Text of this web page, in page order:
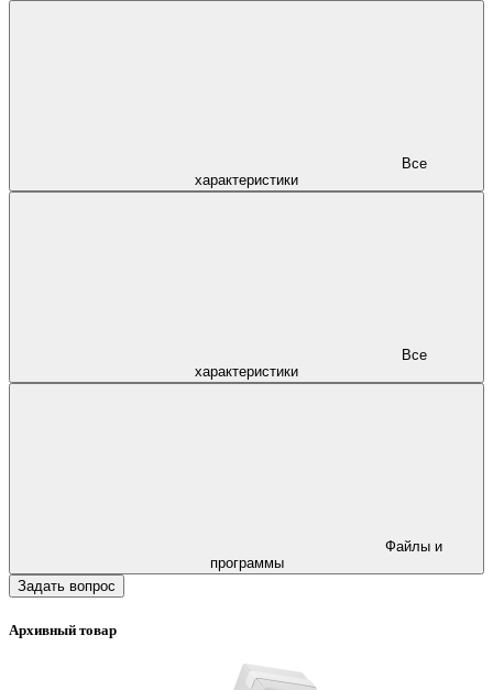
характеристики
характеристики
программы
Задать вопрос
Архивный товар